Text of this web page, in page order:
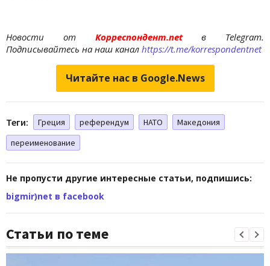
Новости отКорреспондент.netв Telegram.
Подписывайтесь на наш канал https://t.me/korrespondentnet
Читайте нас в Google.News
Теги: Греция референдум НАТО
Македония
переименование
Не пропусти другие интересные статьи, подпишись:
bigmir)net в facebook
Статьи по теме